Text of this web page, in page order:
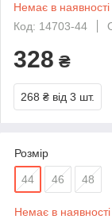
Немає в наявності
Код: 14703-44
328 ₴
268 ₴ від 3 шт.
Розмір
44 46 48
Немає в наявності